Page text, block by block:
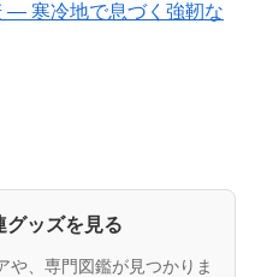
寒冷地で息づく強靭な
ッズを見る
や、専門図鑑が見つかりま